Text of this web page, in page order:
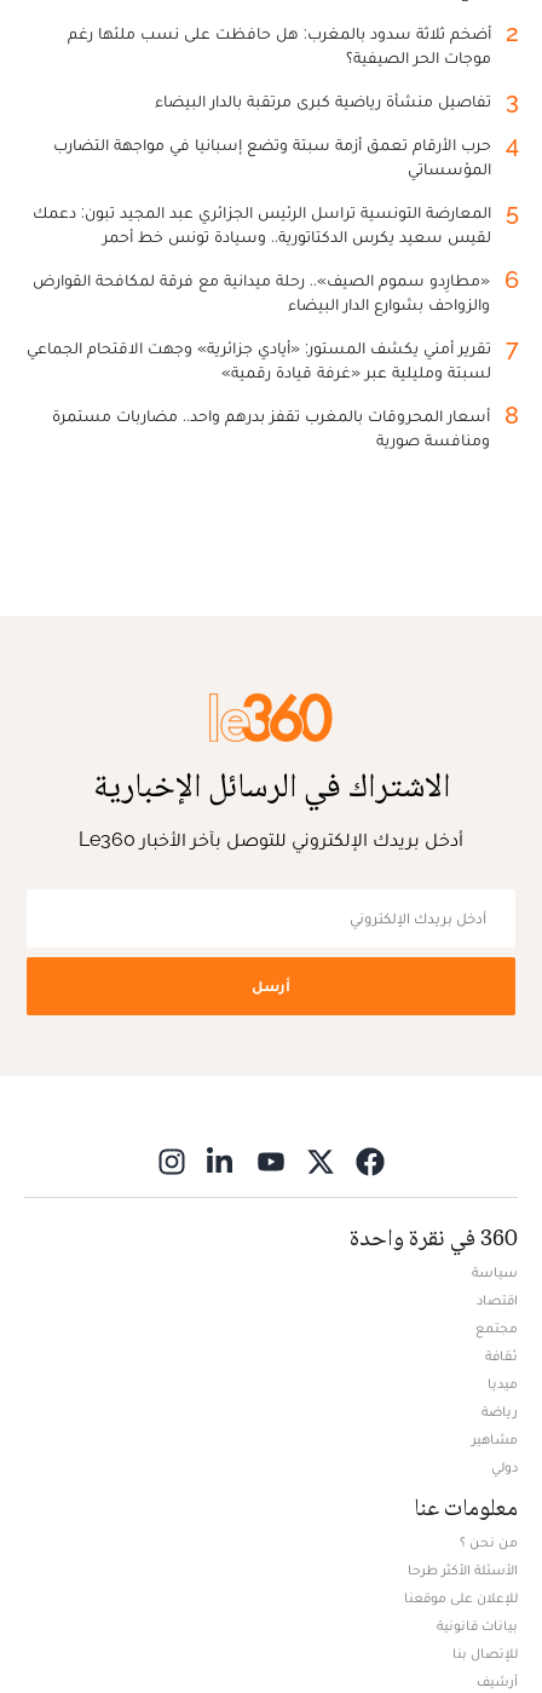
2
أضخم ثلاثة سدود بالمغرب: هل حافظت على نسب ملئها رغم
موجات الحر الصيفية؟
3 تفاصيل منشأة رياضية كبرى مرتقبة بالدار البيضاء
4
حرب الأرقام تعمق أزمة سبتة وتضع إسبانيا في مواجهة التضارب
المؤسساتي
5
المعارضة التونسية تراسل الرئيس الجزائري عبد المجيد تبون: دعمك
لقيس سعيد يكرس الدكتاتورية.. وسيادة تونس خط أحمر
6
«مطارِدو سموم الصيف».. رحلة ميدانية مع فرقة لمكافحة القوارض
والزواحف بشوارع الدار البيضاء
7
تقرير أمني يكشف المستور: «أيادي جزائرية» وجهت الاقتحام الجماعي
لسبتة ومليلية عبر «غرفة قيادة رقمية»
8
أسعار المحروقات بالمغرب تقفز بدرهم واحد.. مضاربات مستمرة
ومنافسة صورية
الاشتراك في الرسائل الإخبارية
أدخل بريدك الإلكتروني للتوصل بآخر الأخبار Le360
أرسل
360 في نقرة واحدة
سياسة
اقتصاد
مجتمع
ثقافة
ميديا
رياضة
مشاهير
دولي
معلومات عنا
من نحن ؟
الأسئلة الأكثر طرحا
للإعلان على موقعنا
بيانات قانونية
للإتصال بنا
أرشيف